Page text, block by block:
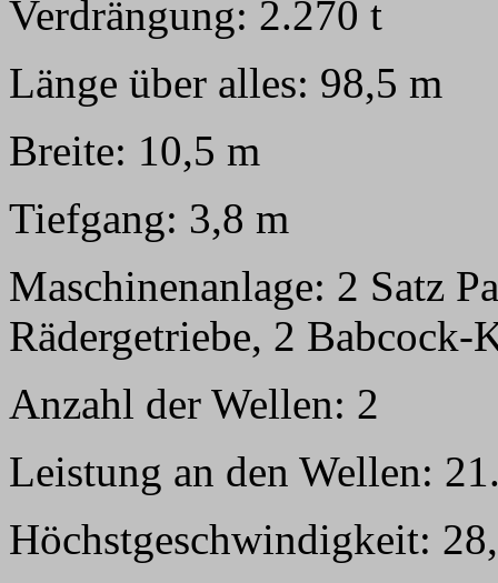
Verdrängung: 2.270 t
Länge über alles: 98,5 m
Breite: 10,5 m
Tiefgang: 3,8 m
Maschinenanlage: 2 Satz
Rädergetriebe, 2 Babcock-
Anzahl der Wellen: 2
Leistung an den Wellen:
Höchstgeschwindigkeit: